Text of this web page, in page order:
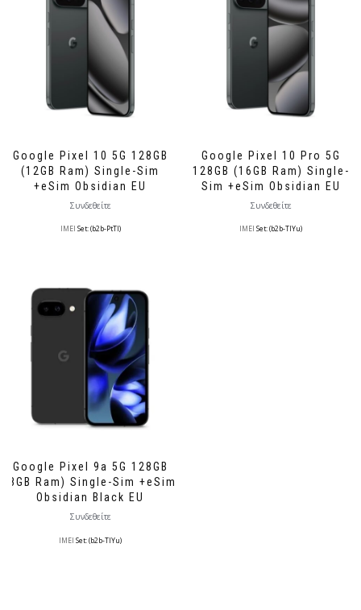
Google Pixel 10 5G 128GB
(12GB Ram) Single-Sim
+eSim Obsidian EU
Συνδεθείτε
IMEI Set: (b2b-PtTl)
Google Pixel 10 Pro 5G
128GB (16GB Ram) Single-
Sim +eSim Obsidian EU
Συνδεθείτε
IMEI Set: (b2b-TlYu)
Google Pixel 9a 5G 128GB
(8GB Ram) Single-Sim +eSim
Obsidian Black EU
Συνδεθείτε
IMEI Set: (b2b-TlYu)